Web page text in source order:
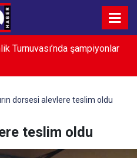
Turnuvası’nda şampiyonlar
İlkay Çiçek görevden
dorsesi alevlere teslim oldu
teslim oldu